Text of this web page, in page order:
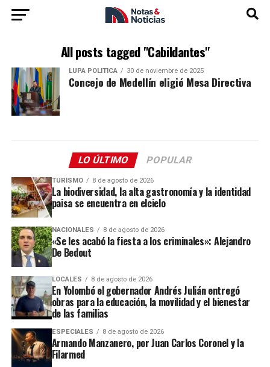
All posts tagged "Cabildantes"
LUPA POLÍTICA 30 de noviembre de 2025
Concejo de Medellín eligió Mesa Directiva
LO ÚLTIMO POPULAR
TURISMO 8 de agosto de 2026
La biodiversidad, la alta gastronomía y la identidad
paisa se encuentra en elcielo
NACIONALES 8 de agosto de 2026
«Se les acabó la fiesta a los criminales»: Alejandro
De Bedout
LOCALES 8 de agosto de 2026
En Yolombó el gobernador Andrés Julián entregó
obras para la educación, la movilidad y el bienestar
de las familias
ESPECIALES 8 de agosto de 2026
Armando Manzanero, por Juan Carlos Coronel y la
Filarmed